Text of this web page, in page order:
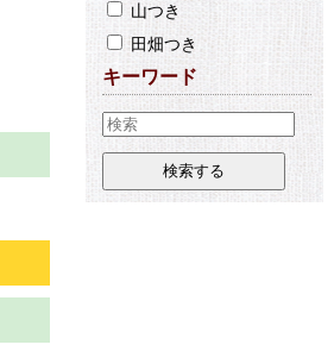
山つき
田畑つき
キーワード